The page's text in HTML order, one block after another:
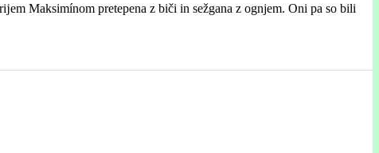
Maksimínom pretepena z biči in sežgana z ognjem. Oni pa so bili